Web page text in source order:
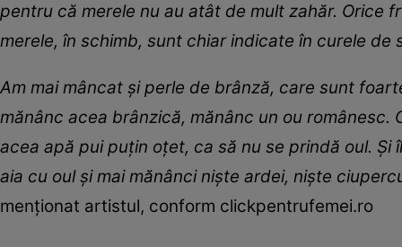
pentru că merele nu au atât de mult zahăr. Orice
merele, în schimb, sunt chiar indicate în curele de
Am mai mâncat şi perle de brânză, care sunt
mănânc acea brânzică, mănânc un ou
acea apă pui puţin oţet, ca să nu se prindă oul.
aia cu oul şi mai mănânci nişte ardei, nişte
menționat artistul, conform clickpentrufemei.ro